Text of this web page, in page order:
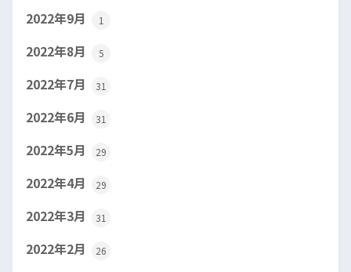
2022年9月 1
2022年8月 5
2022年7月 31
2022年6月 31
2022年5月 29
2022年4月 29
2022年3月 31
2022年2月 26